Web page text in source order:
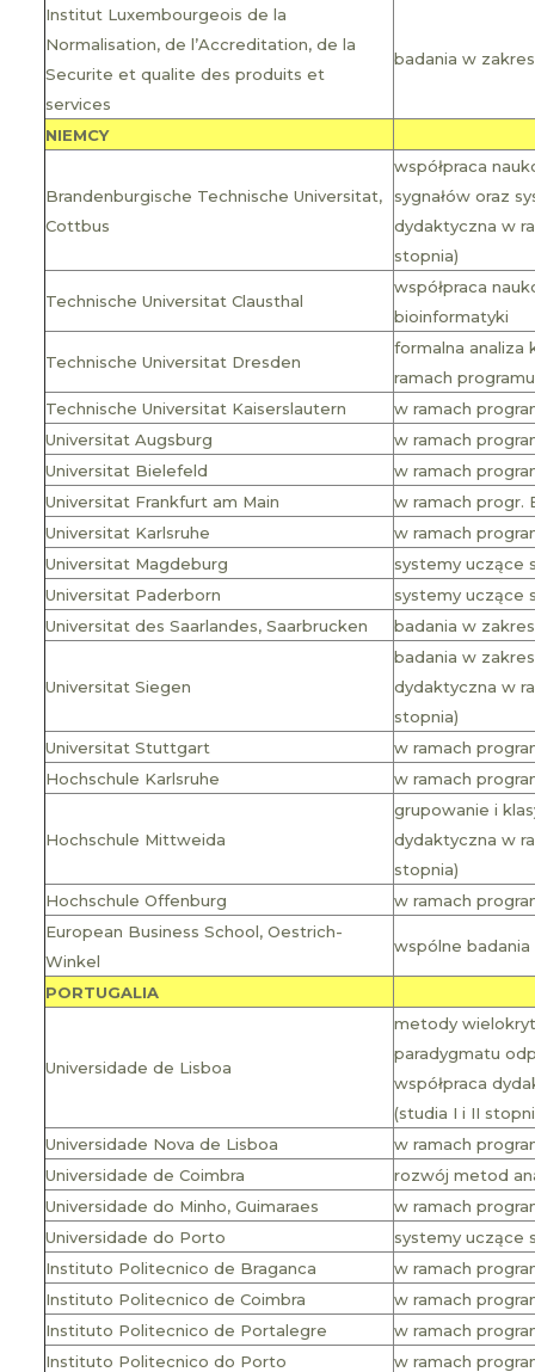
Institut Luxembourgeois de la
Normalisation, de l’Accreditation, de la
Securite et qualite des produits et
services
badania w
NIEMCY
Brandenburgische Technische Universitat,
Cottbus
współpraca
sygnałów oraz
dydaktyczna w
stopnia)
Technische Universitat Clausthal
współpraca
bioinformatyki
Technische Universitat Dresden
formalna analiza
ramach
Technische Universitat Kaiserslautern
w ramach
Universitat Augsburg
w ramach
Universitat Bielefeld
w ramach
Universitat Frankfurt am Main
w ramach progr.
Universitat Karlsruhe
w ramach
Universitat Magdeburg
systemy uczące
Universitat Paderborn
systemy uczące
Universitat des Saarlandes, Saarbrucken
badania w
Universitat Siegen
badania w
dydaktyczna w
stopnia)
Universitat Stuttgart
w ramach
Hochschule Karlsruhe
w ramach
Hochschule Mittweida
grupowanie i
dydaktyczna w
stopnia)
Hochschule Offenburg
w ramach
European Business School, Oestrich-
Winkel
wspólne
PORTUGALIA
Universidade de Lisboa
metody
paradygmatu
współpraca
(studia I i II
Universidade Nova de Lisboa
w ramach
Universidade de Coimbra
rozwój metod
Universidade do Minho, Guimaraes
w ramach
Universidade do Porto
systemy uczące
Instituto Politecnico de Braganca
w ramach
Instituto Politecnico de Coimbra
w ramach
Instituto Politecnico de Portalegre
w ramach
Instituto Politecnico do Porto
w ramach